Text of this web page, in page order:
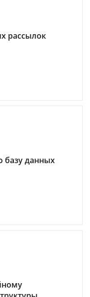
рассылок
базу данных